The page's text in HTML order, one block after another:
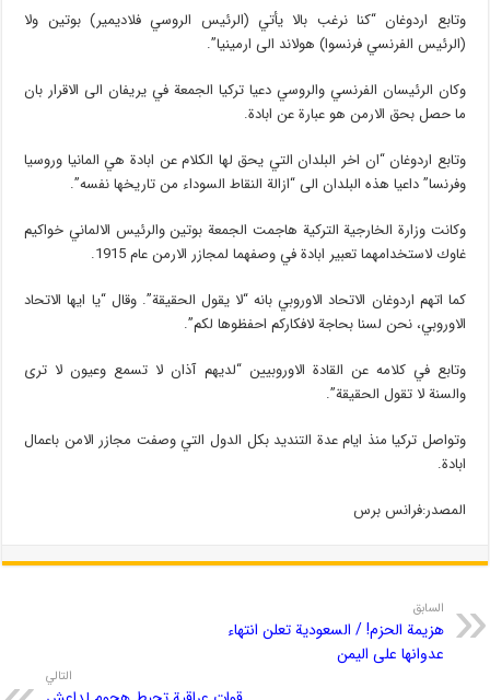
وتابع اردوغان “كنا نرغب بالا يأتي (الرئيس الروسي فلاديمير) بوتين ولا
(الرئيس الفرنسي فرنسوا) هولاند الى ارمينيا”.
وكان الرئيسان الفرنسي والروسي دعيا تركيا الجمعة في يريفان الى الاقرار بان
ما حصل بحق الارمن هو عبارة عن ابادة.
وتابع اردوغان “ان اخر البلدان التي يحق لها الكلام عن ابادة هي المانيا وروسيا
وفرنسا” داعيا هذه البلدان الى “ازالة النقاط السوداء من تاريخها نفسه”.
وكانت وزارة الخارجية التركية هاجمت الجمعة بوتين والرئيس الالماني خواكيم
غاوك لاستخدامهما تعبير ابادة في وصفهما لمجازر الارمن عام 1915.
كما اتهم اردوغان الاتحاد الاوروبي بانه “لا يقول الحقيقة”. وقال “يا ايها الاتحاد
الاوروبي، نحن لسنا بحاجة لافكاركم احفظوها لكم”.
وتابع في كلامه عن القادة الاوروبيين “لديهم آذان لا تسمع وعيون لا ترى
والسنة لا تقول الحقيقة”.
وتواصل تركيا منذ ايام عدة التنديد بكل الدول التي وصفت مجازر الامن باعمال
ابادة.
المصدر:فرانس برس
السابق
هزیمة الحزم! / السعودية تعلن انتهاء
عدوانها على اليمن
التالي